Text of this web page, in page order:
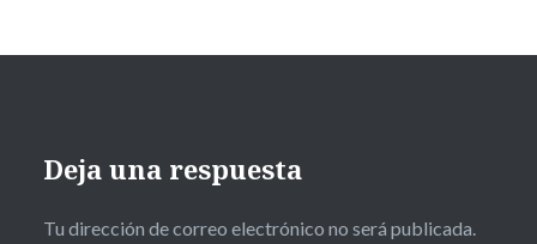
Deja una respuesta
Tu dirección de correo electrónico no será publicada.